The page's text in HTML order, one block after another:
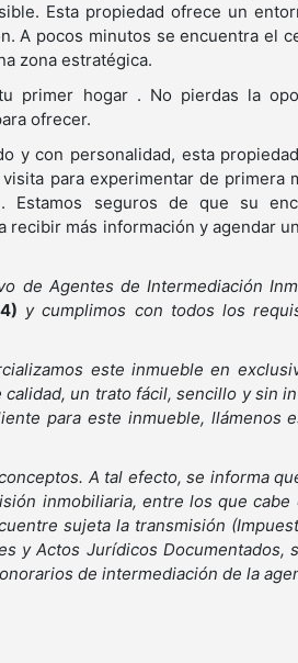
Esta propiedad ofrece un
A pocos minutos se encuentra el
zona estratégica.
primer hogar . No pierdas la
ofrecer.
y con personalidad, esta
para experimentar de primera
seguros de que su
más información y agendar
de Agentes de Intermediación
y cumplimos con todos los
este inmueble en
un trato fácil, sencillo y sin
para este inmueble, llámenos
A tal efecto, se informa
inmobiliaria, entre los que
sujeta la transmisión
y Actos Jurídicos Documentados,
de intermediación de la